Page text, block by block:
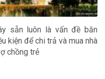
sẵn luôn là vấn đề băn
kiện để chi trả và mua nhà
chồng trẻ